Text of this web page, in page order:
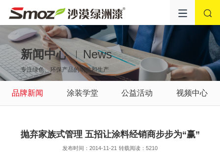
新闻中心 News
专注绿色、环保产品的研发和生产
品牌新闻 涂装学堂 公益活动 视频中心
抛弃家族式管理 五招让涂料经销商步步为“赢”
发布时间：2014-11-21 转载阅读：5210